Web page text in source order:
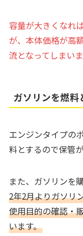
容量が大きくなれ
が、本体価格が高
流となってしまいま
ガソリンを燃料
エンジンタイプの
料とするので保管
また、ガソリンを
2年2月よりガソリ
使用目的の確認・
います。